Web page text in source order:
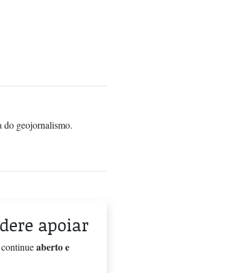
geojornalismo.
apoiar
aberto e